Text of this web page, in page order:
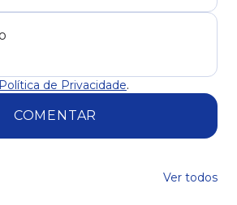
Política de Privacidade.
COMENTAR
Ver todos